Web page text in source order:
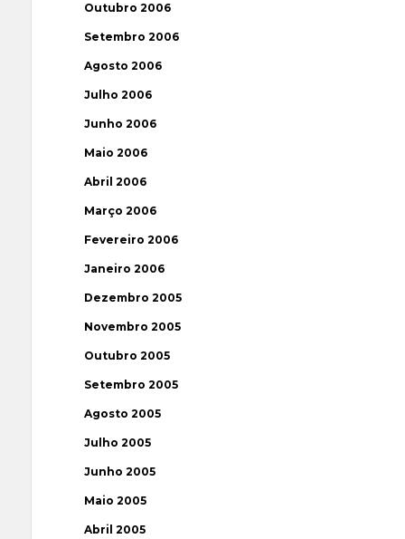
Outubro 2006
Setembro 2006
Agosto 2006
Julho 2006
Junho 2006
Maio 2006
Abril 2006
Março 2006
Fevereiro 2006
Janeiro 2006
Dezembro 2005
Novembro 2005
Outubro 2005
Setembro 2005
Agosto 2005
Julho 2005
Junho 2005
Maio 2005
Abril 2005